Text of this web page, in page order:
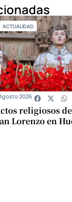
ACTUALIDAD
religiosos
Lorenzo en
2026